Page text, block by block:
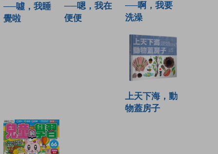
──噓，我睡
覺啦
──嗯，我在
便便
──啊，我要
洗澡
上天下海，動
物蓋房子